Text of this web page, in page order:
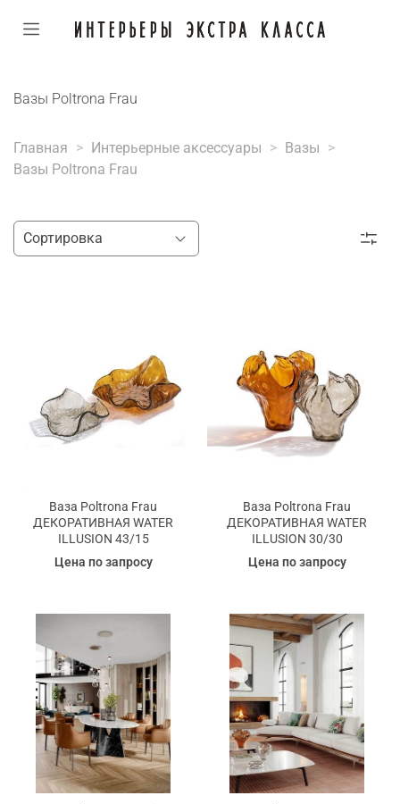
Вазы Poltrona Frau
Главная Интерьерные аксессуары
Вазы
Вазы Poltrona Frau
Ваза Poltrona Frau
ДЕКОРАТИВНАЯ WATER
ILLUSION 43/15
Цена по запросу
Ваза Poltrona Frau
ДЕКОРАТИВНАЯ WATER
ILLUSION 30/30
Цена по запросу